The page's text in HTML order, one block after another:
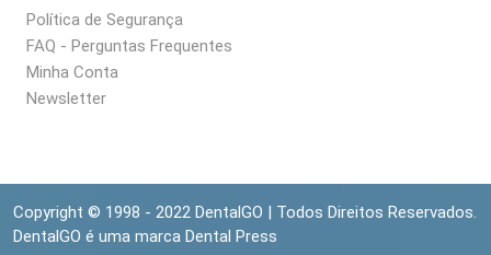
Política de Segurança
FAQ - Perguntas Frequentes
Minha Conta
Newsletter
Copyright © 1998 - 2022 DentalGO | Todos Direitos Reservados.
DentalGO é uma marca Dental Press